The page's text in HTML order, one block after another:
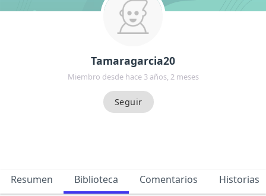
Tamaragarcia20
Miembro desde hace 3 años, 2 meses
Resumen Biblioteca Comentarios Historias